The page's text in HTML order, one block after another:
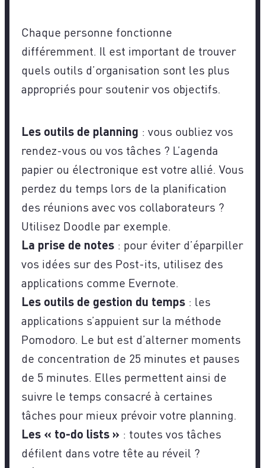
Chaque personne fonctionne
différemment. Il est important de trouver
quels outils d’organisation sont les plus
appropriés pour soutenir vos objectifs.
Les outils de planning : vous oubliez vos
rendez-vous ou vos tâches ? L’agenda
papier ou électronique est votre allié. Vous
perdez du temps lors de la planification
des réunions avec vos collaborateurs ?
Utilisez Doodle par exemple.
La prise de notes : pour éviter d’éparpiller
vos idées sur des Post-its, utilisez des
applications comme Evernote.
Les outils de gestion du temps : les
applications s’appuient sur la méthode
Pomodoro. Le but est d’alterner moments
de concentration de 25 minutes et pauses
de 5 minutes. Elles permettent ainsi de
suivre le temps consacré à certaines
tâches pour mieux prévoir votre planning.
Les « to-do lists » : toutes vos tâches
défilent dans votre tête au réveil ?